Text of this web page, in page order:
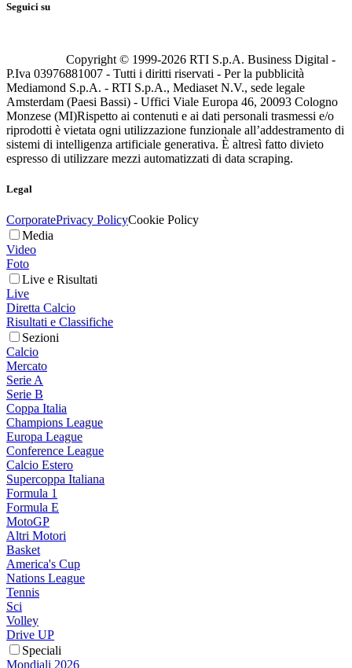
Seguici su
Copyright © 1999-2026 RTI S.p.A. Business Digital -
P.Iva 03976881007 - Tutti i diritti riservati - Per la pubblicità
Mediamond S.p.A. - RTI S.p.A., Mediaset N.V., sede legale
Amsterdam (Paesi Bassi) - Uffici Viale Europa 46, 20093 Cologno
Monzese (MI)Rispetto ai contenuti e ai dati personali trasmessi e/o
riprodotti è vietata ogni utilizzazione funzionale all’addestramento di
sistemi di intelligenza artificiale generativa. È altresì fatto divieto
espresso di utilizzare mezzi automatizzati di data scraping.
Legal
CorporatePrivacy PolicyCookie Policy
Media
Video
Foto
Live e Risultati
Live
Diretta Calcio
Risultati e Classifiche
Sezioni
Calcio
Mercato
Serie A
Serie B
Coppa Italia
Champions League
Europa League
Conference League
Calcio Estero
Supercoppa Italiana
Formula 1
Formula E
MotoGP
Altri Motori
Basket
America's Cup
Nations League
Tennis
Sci
Volley
Drive UP
Speciali
Mondiali 2026